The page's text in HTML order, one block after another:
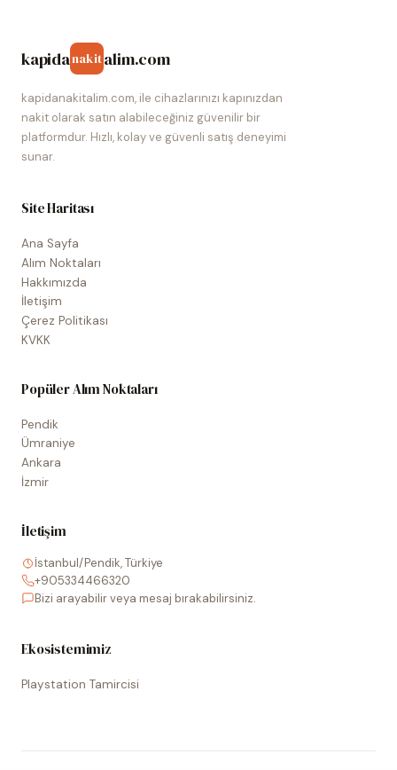
kapidanakitalim.com
kapidanakitalim.com, ile cihazlarınızı kapınızdan
nakit olarak satın alabileceğiniz güvenilir bir
platformdur. Hızlı, kolay ve güvenli satış deneyimi
sunar.
Site Haritası
Ana Sayfa
Alım Noktaları
Hakkımızda
İletişim
Çerez Politikası
KVKK
Popüler Alım Noktaları
Pendik
Ümraniye
Ankara
İzmir
İletişim
İstanbul/Pendik, Türkiye
+905334466320
Bizi arayabilir veya mesaj bırakabilirsiniz.
Ekosistemimiz
Playstation Tamircisi